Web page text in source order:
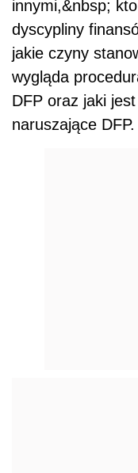
innymi,&nbsp;
dyscypliny
jakie czyny
wygląda
DFP oraz jaki
naruszające DFP.